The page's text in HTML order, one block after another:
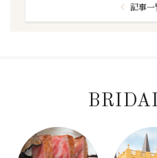
記事一